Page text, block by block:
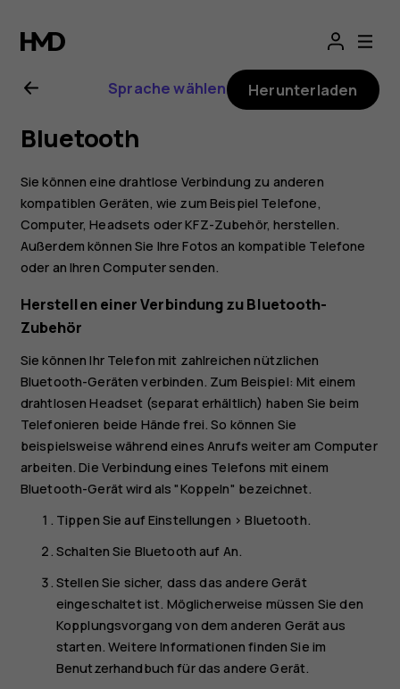
Nokia
3 Sprache wählen Herunterladen
Bluetooth
Sie können eine drahtlose Verbindung zu anderen
kompatiblen Geräten, wie zum Beispiel Telefone,
Computer, Headsets oder KFZ-Zubehör, herstellen.
Außerdem können Sie Ihre Fotos an kompatible Telefone
oder an Ihren Computer senden.
Herstellen einer Verbindung zu Bluetooth-
Zubehör
Sie können Ihr Telefon mit zahlreichen nützlichen
Bluetooth-Geräten verbinden. Zum Beispiel: Mit einem
drahtlosen Headset (separat erhältlich) haben Sie beim
Telefonieren beide Hände frei. So können Sie
beispielsweise während eines Anrufs weiter am Computer
arbeiten. Die Verbindung eines Telefons mit einem
Bluetooth-Gerät wird als "Koppeln" bezeichnet.
Tippen Sie aufEinstellungen >Bluetooth.
Schalten Sie Bluetooth auf An.
Stellen Sie sicher, dass das andere Gerät
eingeschaltet ist. Möglicherweise müssen Sie den
Kopplungsvorgang von dem anderen Gerät aus
starten. Weitere Informationen finden Sie im
Benutzerhandbuch für das andere Gerät.